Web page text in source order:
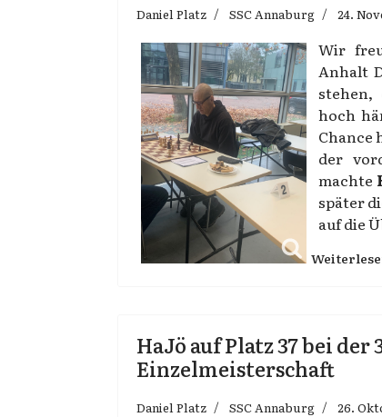
Daniel Platz SSC Annaburg 24.
Wir
Anhalt
hoch
Chance
der
machte
später
auf die
HaJö auf Platz 37 bei
Einzelmeisterschaft
Daniel Platz SSC Annaburg 26.